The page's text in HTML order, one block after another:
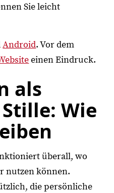
Sie leicht
Android. Vor dem
einen Eindruck.
als
Wie
überall, wo
nutzen können.
die persönliche